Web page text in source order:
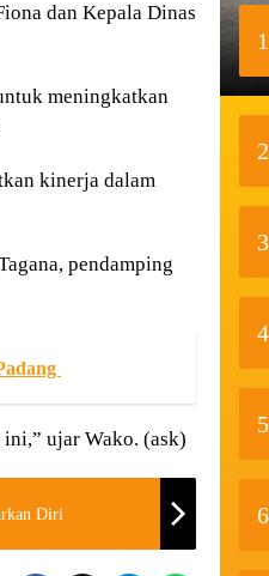
dan Kepala Dinas
meningkatkan
kinerja dalam
pendamping
ujar Wako. (ask)
Diri
1
2
3
4
5
6